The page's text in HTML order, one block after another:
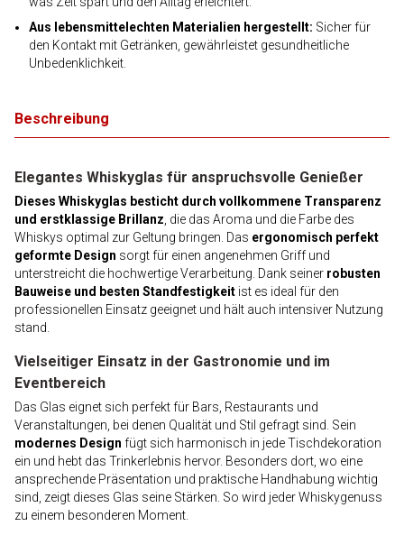
Aus lebensmittelechten Materialien hergestellt: Sicher für
den Kontakt mit Getränken, gewährleistet gesundheitliche
Unbedenklichkeit.
Beschreibung
Elegantes Whiskyglas für anspruchsvolle Genießer
Dieses Whiskyglas besticht durch vollkommene Transparenz
und erstklassige Brillanz , die das Aroma und die Farbe des
Whiskys optimal zur Geltung bringen. Das ergonomisch perfekt
geformte Design sorgt für einen angenehmen Griff und
unterstreicht die hochwertige Verarbeitung. Dank seiner robusten
Bauweise und besten Standfestigkeit ist es ideal für den
professionellen Einsatz geeignet und hält auch intensiver Nutzung
stand.
Vielseitiger Einsatz in der Gastronomie und im
Eventbereich
Das Glas eignet sich perfekt für Bars, Restaurants und
Veranstaltungen, bei denen Qualität und Stil gefragt sind. Sein
modernes Design fügt sich harmonisch in jede Tischdekoration
ein und hebt das Trinkerlebnis hervor. Besonders dort, wo eine
ansprechende Präsentation und praktische Handhabung wichtig
sind, zeigt dieses Glas seine Stärken. So wird jeder Whiskygenuss
zu einem besonderen Moment.